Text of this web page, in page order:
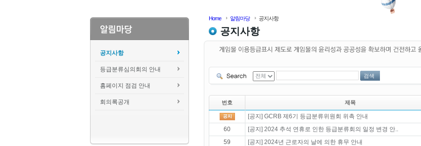
공지사항
등급분류심의회의 안내
홈페이지 점검 안내
회의록공개
Home 알림마당 공지사항
공지사항
검색
번호 제목
[공지] GCRB 제6기 등급분류위원회 위촉 안내
60
[공지] 2024 추석 연휴로 인한 등급분류회의 일정 변경 안..
59
[공지] 2024년 근로자의 날에 의한 휴무 안내